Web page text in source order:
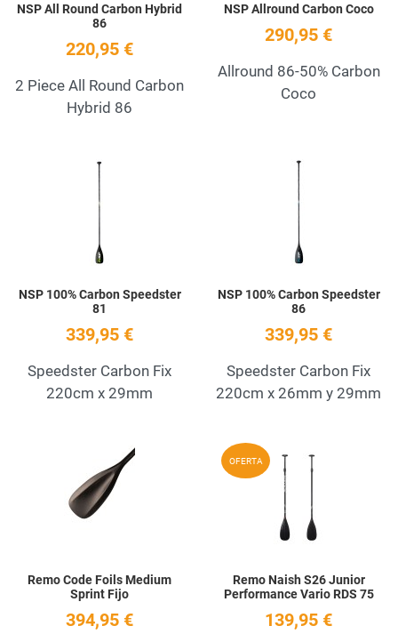
NSP All Round Carbon Hybrid
86
220,95 €
2 Piece All Round Carbon
Hybrid 86
NSP Allround Carbon Coco
290,95 €
Allround 86-50% Carbon
Coco
NSP 100% Carbon Speedster
81
339,95 €
Speedster Carbon Fix
220cm x 29mm
NSP 100% Carbon Speedster
86
339,95 €
Speedster Carbon Fix
220cm x 26mm y 29mm
Add to Wishlist
Remo Code Foils Medium
Sprint Fijo
394,95 €
OFERTA
Remo Naish S26 Junior
Performance Vario RDS 75
139,95 €